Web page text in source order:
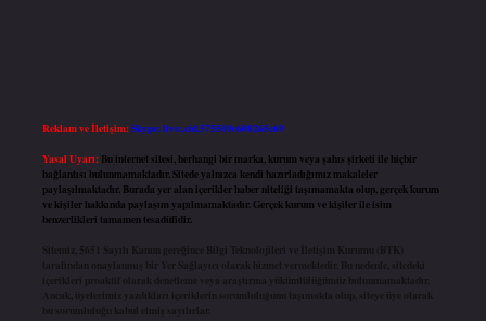
Reklam ve İletişim:Skype: live:.cid.575569c608265c69
Yasal Uyarı: Bu internet sitesi, herhangi bir marka, kurum veya şahıs şirketi ile hiçbir
bağlantısı bulunmamaktadır. Sitede yalnızca kendi hazırladığımız makaleler
paylaşılmaktadır. Burada yer alan içerikler haber niteliği taşımamakta olup, gerçek kurum
ve kişiler hakkında paylaşım yapılmamaktadır. Gerçek kurum ve kişiler ile isim
benzerlikleri tamamen tesadüfidir.
Sitemiz, 5651 Sayılı Kanun gereğince Bilgi Teknolojileri ve İletişim Kurumu (BTK)
tarafından onaylanmış bir Yer Sağlayıcı olarak hizmet vermektedir. Bu nedenle, sitedeki
içerikleri proaktif olarak denetleme veya araştırma yükümlülüğümüz bulunmamaktadır.
Ancak, üyelerimiz yazdıkları içeriklerin sorumluluğunu taşımakta olup, siteye üye olarak
bu sorumluluğu kabul etmiş sayılırlar.